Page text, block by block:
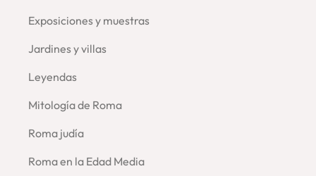
Exposiciones y muestras
Jardines y villas
Leyendas
Mitología de Roma
Roma judía
Roma en la Edad Media